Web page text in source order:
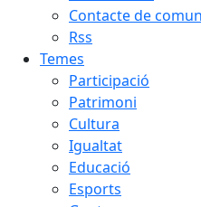
Contacte de
Rss
Temes
Participació
Patrimoni
Cultura
Igualtat
Educació
Esports